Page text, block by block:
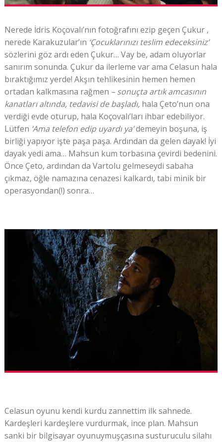
Nerede İdris Koçovalı’nın fotoğrafını ezip geçen Çukur ,
nerede Karakuzular’ın ‘Çocuklarınızı teslim edeceksiniz’
sözlerini göz ardı eden Çukur… Vay be, adam oluyorlar
sanırım sonunda. Çukur da ilerleme var ama Celasun hala
bıraktığımız yerde! Akşın tehlikesinin hemen hemen
ortadan kalkmasına rağmen – sonuçta artık amcasının
kanatları altında, tedavisi de başladı,hala Çeto’nun ona
verdiği evde oturup, hala Koçovalı’ları ihbar edebiliyor.
Lütfen ‘Ama telefon edip uyardı ya’demeyin boşuna, iş
birliği yapıyor işte paşa paşa. Ardından da gelen dayak! İyi
dayak yedi ama… Mahsun kum torbasına çevirdi bedenini.
Önce Çeto, ardından da Vartolu gelmeseydi sabaha
çıkmaz, öğle namazına cenazesi kalkardı, tabi minik bir
operasyondan(!) sonra…
Celasun oyunu kendi kurdu zannettim ilk sahnede.
Kardeşleri kardeşlere vurdurmak, ince plan. Mahsun
sanki bir bilgisayar oyunuymuşçasına susturuculu silahı